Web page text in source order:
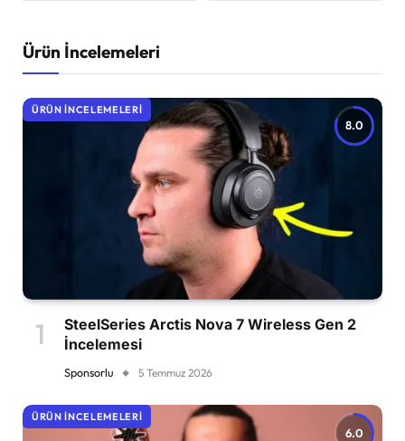
Ürün İncelemeleri
8.0
ÜRÜN İNCELEMELERI
SteelSeries Arctis Nova 7 Wireless Gen 2
İncelemesi
Sponsorlu 5 Temmuz 2026
6.0
ÜRÜN İNCELEMELERI